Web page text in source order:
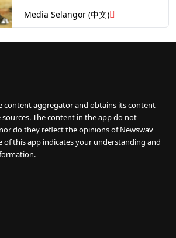
Media Selangor (中文)
content aggregator and obtains its content
The content in the app do not
do they reflect the opinions of Newswav
of this app indicates your understanding and